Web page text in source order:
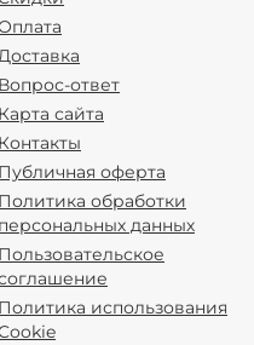
Вопрос-ответ
Карта сайта
Контакты
Публичная оферта
Политика обработки
персональных данных
Пользовательское
Политика использования